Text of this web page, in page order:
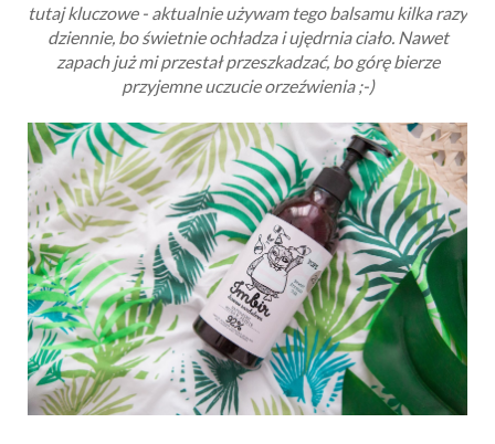
tutaj kluczowe - aktualnie używam tego balsamu kilka razy
dziennie, bo świetnie ochładza i ujędrnia ciało. Nawet
zapach już mi przestał przeszkadzać, bo górę bierze
przyjemne uczucie orzeźwienia ;-)